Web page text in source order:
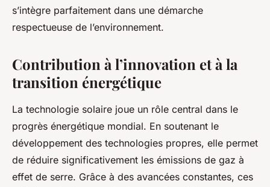
s’intègre parfaitement dans une démarche
respectueuse de l’environnement.
Contribution à l’innovation et à la
transition énergétique
La technologie solaire joue un rôle central dans le
progrès énergétique mondial. En soutenant le
développement des technologies propres, elle permet
de réduire significativement les émissions de gaz à
effet de serre. Grâce à des avancées constantes, ces